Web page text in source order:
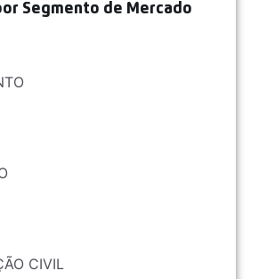
Segmento de Mercado
CIVIL